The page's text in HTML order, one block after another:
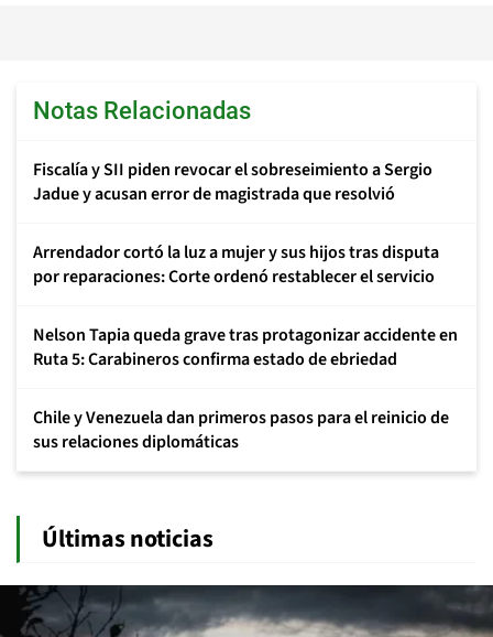
Notas Relacionadas
Fiscalía y SII piden revocar el sobreseimiento a Sergio
Jadue y acusan error de magistrada que resolvió
Arrendador cortó la luz a mujer y sus hijos tras disputa
por reparaciones: Corte ordenó restablecer el servicio
Nelson Tapia queda grave tras protagonizar accidente en
Ruta 5: Carabineros confirma estado de ebriedad
Chile y Venezuela dan primeros pasos para el reinicio de
sus relaciones diplomáticas
Últimas noticias